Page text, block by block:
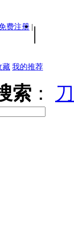
费注册 | |
藏 我的推荐
索 ：